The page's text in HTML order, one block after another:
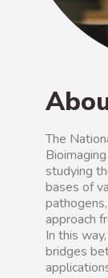
The
studying
bases of
approach
In this
bridges